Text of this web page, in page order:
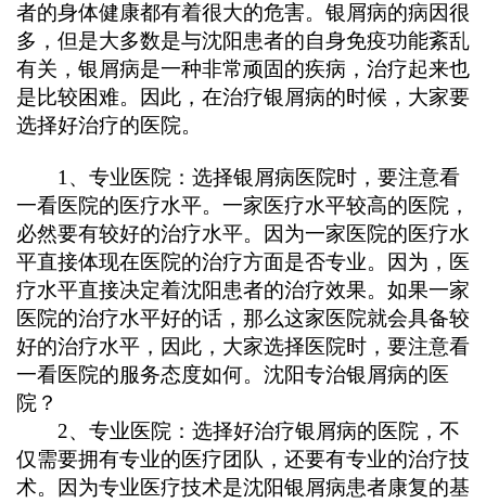
者的身体健康都有着很大的危害。银屑病的病因很
多，但是大多数是与沈阳患者的自身免疫功能紊乱
有关，银屑病是一种非常顽固的疾病，治疗起来也
是比较困难。因此，在治疗银屑病的时候，大家要
选择好治疗的医院。
1、专业医院：选择银屑病医院时，要注意看
一看医院的医疗水平。一家医疗水平较高的医院，
必然要有较好的治疗水平。因为一家医院的医疗水
平直接体现在医院的治疗方面是否专业。因为，医
疗水平直接决定着沈阳患者的治疗效果。如果一家
医院的治疗水平好的话，那么这家医院就会具备较
好的治疗水平，因此，大家选择医院时，要注意看
一看医院的服务态度如何。沈阳专治银屑病的医
院？
2、专业医院：选择好治疗银屑病的医院，不
仅需要拥有专业的医疗团队，还要有专业的治疗技
术。因为专业医疗技术是沈阳银屑病患者康复的基